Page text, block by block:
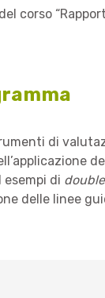
corso
di
esempi di
delle linee